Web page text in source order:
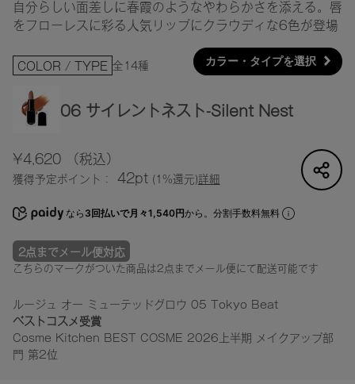
自分らしい面差しに春霞のようなやわらかさを添える。唇
をフローレスに彩る人気リップにクラウディな6色が登場
COLOR / TYPE 全14種 カラー・タイプを選択
06 サイレントネスト-Silent Nest
¥4,620（税込）
獲得予定ポイント： 42pt (1%還元)詳細
なら 3回払いで月々1,540円から。分割手数料無料
2点までメール便対応
こちらのマークがついた商品は2点までメール便にて配送可能です
ルージュ オー ミューテッドグロウ 05 Tokyo Beat
ベストコスメ受賞
Cosme Kitchen BEST COSME 2026上半期 メイクアップ部
門 第2位